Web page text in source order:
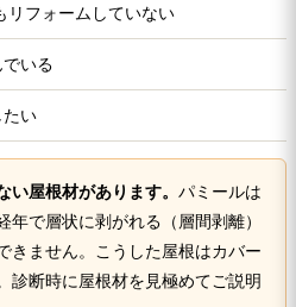
リフォームしていない
いる
い
い屋根材があります。 パミールは
で層状に剥がれる（層間剥離）
きません。こうした屋根はカバー
診断時に屋根材を見極めてご説明